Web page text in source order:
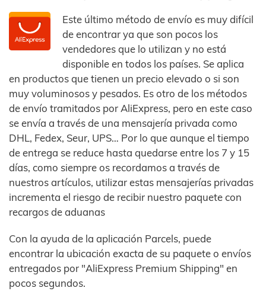
Este último método de envío es muy difícil
de encontrar ya que son pocos los
vendedores que lo utilizan y no está
disponible en todos los países. Se aplica
en productos que tienen un precio elevado o si son
muy voluminosos y pesados. Es otro de los métodos
de envío tramitados por AliExpress, pero en este caso
se envía a través de una mensajería privada como
DHL, Fedex, Seur, UPS… Por lo que aunque el tiempo
de entrega se reduce hasta quedarse entre los 7 y 15
días, como siempre os recordamos a través de
nuestros artículos, utilizar estas mensajerías privadas
incrementa el riesgo de recibir nuestro paquete con
recargos de aduanas
Con la ayuda de la aplicación Parcels, puede
encontrar la ubicación exacta de su paquete o envíos
entregados por "AliExpress Premium Shipping" en
pocos segundos.